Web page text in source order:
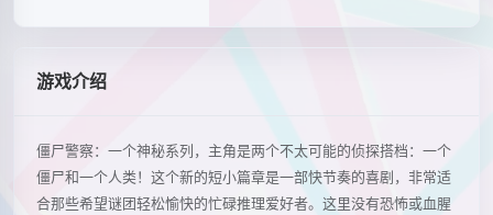
游戏介绍
僵尸警察：一个神秘系列，主角是两个不太可能的侦探搭档：一个
僵尸和一个人类！这个新的短小篇章是一部快节奏的喜剧，非常适
合那些希望谜团轻松愉快的忙碌推理爱好者。这里没有恐怖或血腥